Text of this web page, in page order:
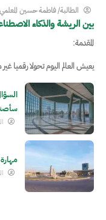
الطالبة/ فاطمة حسين المعلمي
بين الريشة والذكاء
المقدمة:
يعيش العالم اليوم تحولا